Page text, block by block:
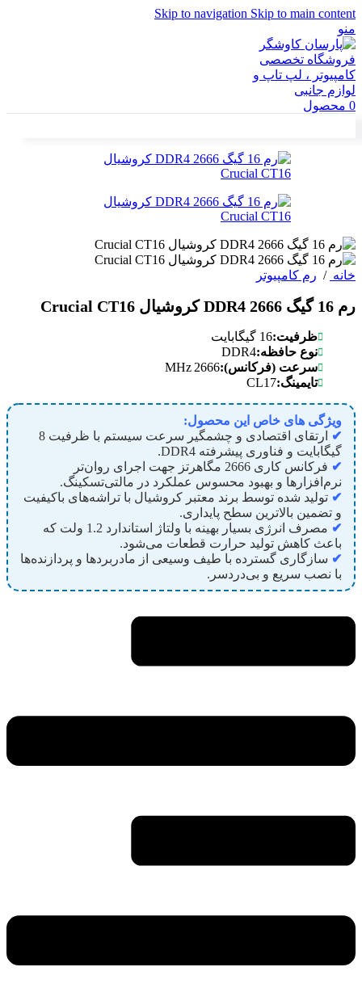
Skip to navigation Skip to main content
منو
0 محصول
خانه / رم کامپیوتر
رم 16 گیگ DDR4 2666 کروشیال Crucial CT16
ظرفیت:16 گیگابایت
نوع حافظه:DDR4
سرعت (فرکانس):2666 MHz
تایمینگ:CL17
ویژگی های خاص این محصول:
✔
ارتقای اقتصادی و چشمگیر سرعت سیستم با ظرفیت 8
گیگابایت و فناوری پیشرفته DDR4.
✔
فرکانس کاری 2666 مگاهرتز جهت اجرای روان‌تر
نرم‌افزارها و بهبود محسوس عملکرد در مالتی‌تسکینگ.
✔ تولید شده توسط برند معتبر کروشیال با تراشه‌های باکیفیت
و تضمین بالاترین سطح پایداری.
✔
مصرف انرژی بسیار بهینه با ولتاژ استاندارد 1.2 ولت که
باعث کاهش تولید حرارت قطعات می‌شود.
✔ سازگاری گسترده با طیف وسیعی از مادربردها و پردازنده‌ها
با نصب سریع و بی‌دردسر.